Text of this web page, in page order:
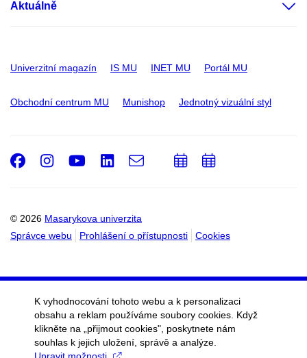
Aktuálně
Univerzitní magazín IS MU INET MU Portál MU
Obchodní centrum MU Munishop Jednotný vizuální styl
© 2026 Masarykova univerzita
Správce webu
Prohlášení o přístupnosti Cookies
Facebook
Instagram
Youtube
LinkedIn
e-
PřidatPřidat
K vyhodnocování tohoto webu a k personalizaci
obsahu a reklam používáme soubory cookies. Když
klikněte na „přijmout cookies", poskytnete nám
souhlas k jejich uložení, správě a analýze.